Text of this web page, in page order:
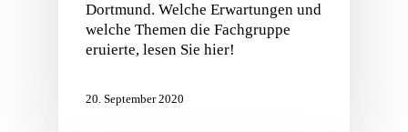
Dortmund. Welche Erwartungen und
welche Themen die Fachgruppe
eruierte, lesen Sie hier!
20. September 2020